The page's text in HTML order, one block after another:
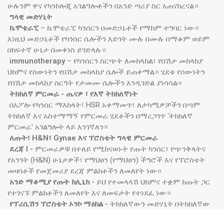
ሁሉንም ዋና የካንኮሎጂ አገልግሎቶችን በአንድ ጣሪያ ስር አጠናክረናል።
ግላዊ መድሃኒት
ኬሞቴራፒ– ኬሞቴራፒ ካንሰርን በመድኃኒቶች የማከም ተግባር ነው።
እነዚህ መድኃኒቶች የካንሰር ሴሎችን እድገት ሙሉ በሙሉ በማቆም ወይም
በከፍተኛ ሁኔታ በመቀነስ ይገድላሉ።
immunotherapy– የካንሰርን ስርጭት ለመከላከል፣ የበሽታ መከላከያ
ህክምና የሰውነትን የበሽታ መከላከያ ሴሎች ይጠቀማል። ሂደቱ የሰውነትን
የበሽታ መከላከያ ስርዓት የታመሙ ሴሎችን እንዲገድል ያነሳሳል።
ትክክለኛ ምርመራ - ጤናዎ ፣ የእኛ ትክክለኛነት
በአፖሎ የካንሰር ማእከላት፣ HSR አቀማመጥ፣ ለታካሚዎቻችን በጣም
ትክክለኛ እና አስተማማኝ የምርመራ ሂደቶችን በማረጋገጥ 'ትክክለኛ
ምርመራ' አገልግሎት ላይ እንገኛለን።
ለጡት፣ H&N፣ Gynae እና ፕሮስቴት ግላዊ ምርመራ
ደረጃ I - ምርመራዎቹ በተለይ የሚከናወኑት የጡት ካንሰር፣ የጭንቅላትና
የአንገት (H&N) ሁኔታዎች፣ የማህፀን (የማህፀን) ችግሮች እና የፕሮስቴት
መዛባቶች የመጀመሪያ ደረጃ ምልክቶችን ለመለየት ነው።
አንድ ማቆሚያ የጡት ክሊኒክ - ይህ የተመላላሽ ህክምና ተቋም ከጡት ጋር
የተገናኙ ምልክቶችን ለመለየት እና ለመፍታት የተነደፈ ነው።
የፕሪሲሽን ፕሮስቴት ኦንኮ ማዕከል - ትክክለኛውን መድሃኒት በትክክለኛው